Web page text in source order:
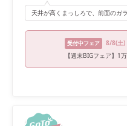
受付中フェア 8/8(土)